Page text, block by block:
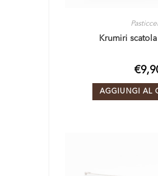
Krumiri
€
AGGIUNGI AL